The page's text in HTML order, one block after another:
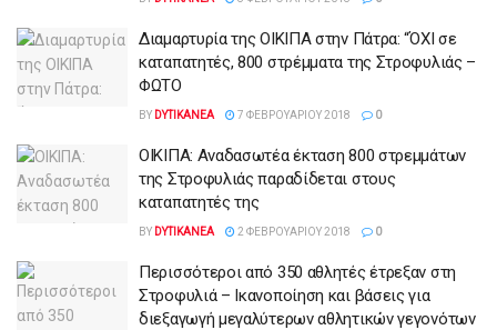
Διαμαρτυρία της ΟΙΚΙΠΑ στην Πάτρα: “ΌΧΙ σε
καταπατητές, 800 στρέμματα της Στροφυλιάς –
ΦΩΤΟ
BY DYTIKANEA 7 ΦΕΒΡΟΥΑΡΊΟΥ 2018 0
ΟΙΚΙΠΑ: Αναδασωτέα έκταση 800 στρεμμάτων
της Στροφυλιάς παραδίδεται στους
καταπατητές της
BY DYTIKANEA 2 ΦΕΒΡΟΥΑΡΊΟΥ 2018 0
Περισσότεροι από 350 αθλητές έτρεξαν στη
Στροφυλιά – Ικανοποίηση και βάσεις για
διεξαγωγή μεγαλύτερων αθλητικών γεγονότων